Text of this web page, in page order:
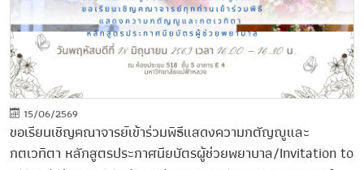
15/06/2569
ขอเรียนเชิญคณาจารย์เข้าร่วมพิธีแสดงความกตัญญูและ
กตเวทิตา หลักสูตรประกาศนียบัตรผู้ช่วยพยาบาล/Invitation to